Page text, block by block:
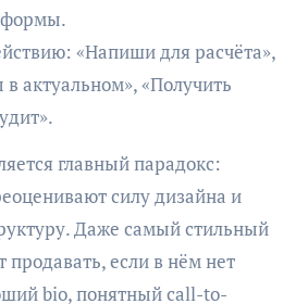
«Напиши для расчёта»,
актуальном», «Получить
главный парадокс:
силу дизайна и
Даже самый стильный
продавать, если в нём нет
bio, понятный call-to-